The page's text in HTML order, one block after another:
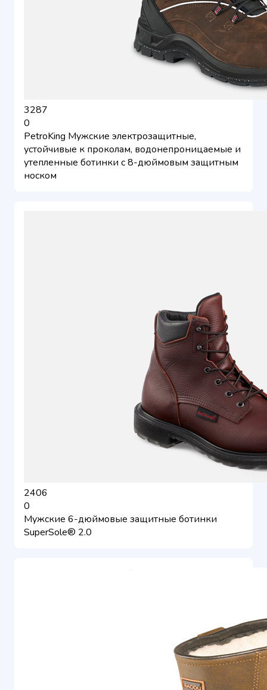
3287
0
PetroKing Мужские электрозащитные,
устойчивые к проколам, водонепроницаемые и
утепленные ботинки с 8-дюймовым защитным
носком
2406
0
Мужские 6-дюймовые защитные ботинки
SuperSole® 2.0